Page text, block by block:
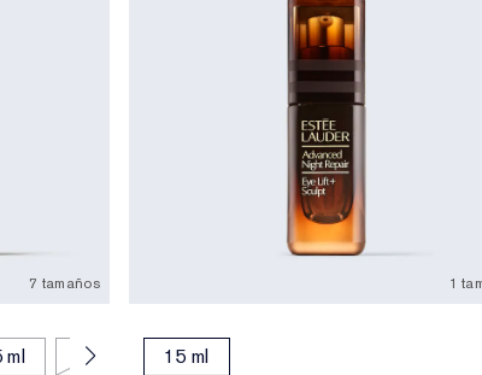
7 tamaños
ml 7 ml 15 ml
1
15 ml